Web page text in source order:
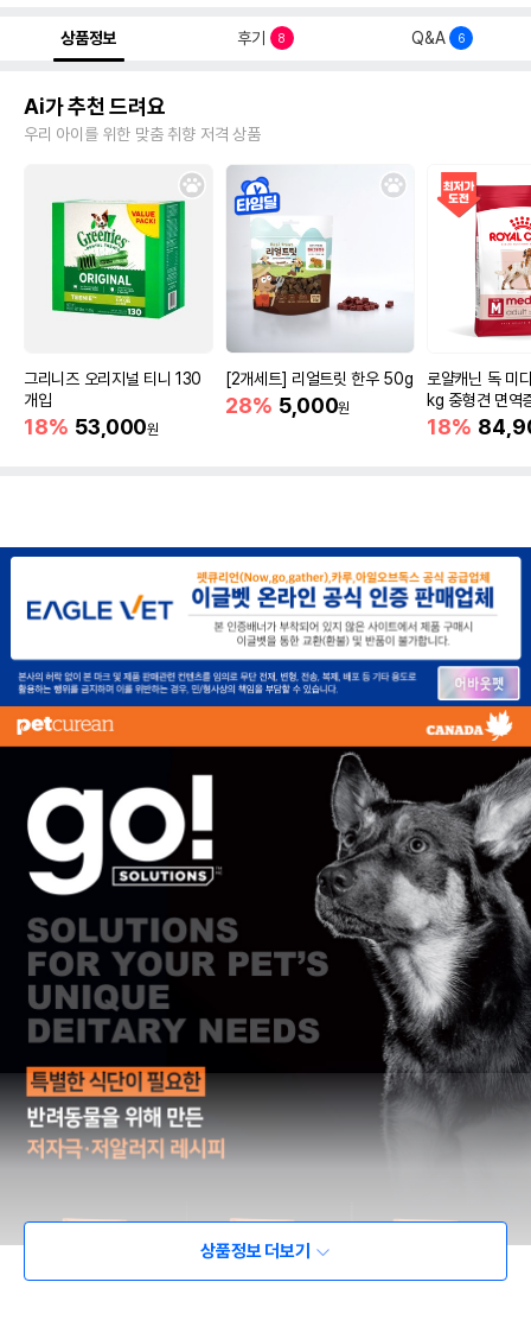
상품정보 후기 8 Q&A 6
Ai가 추천 드려요
우리 아이를 위한 맞춤 취향 저격 상품
그리니즈 오리지널 티니 130
개입
18% 53,000원
[2개세트] 리얼트릿 한우 50g
28% 5,000원
로얄캐닌 독 미
kg 중형견 면역
18%
상품정보 더보기